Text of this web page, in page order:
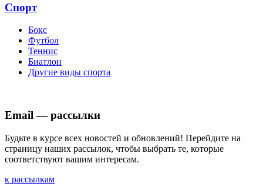
Спорт
Бокс
Футбол
Теннис
Биатлон
Другие виды спорта
Email — рассылки
Будьте в курсе всех новостей и обновлений! Перейдите на
страницу наших рассылок, чтобы выбрать те, которые
соответствуют вашим интересам.
к рассылкам